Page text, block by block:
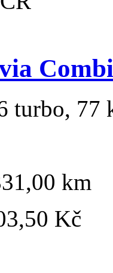
turbo, 77
km
Kč